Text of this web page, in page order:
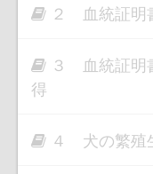
２ 血統証明
３ 血統証明
得
４ 犬の繁殖